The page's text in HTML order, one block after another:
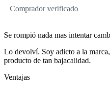
Comprador verificado
Se rompió nada mas intentar
Lo devolví. Soy adicto a la
producto de tan bajacalidad.
Ventajas